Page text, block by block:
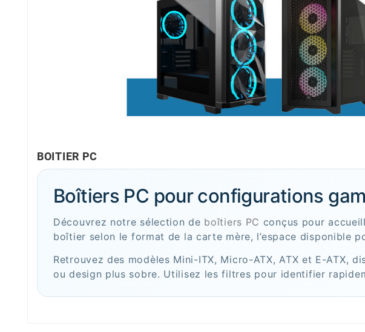
BOITIER PC
Boîtiers PC pour configurations
Découvrez notre sélection de boîtiers PC conçus pour
boîtier selon le format de la carte mère, l’espace disponible
Retrouvez des modèles Mini-ITX, Micro-ATX, ATX et E-ATX,
ou design plus sobre. Utilisez les filtres pour identifier